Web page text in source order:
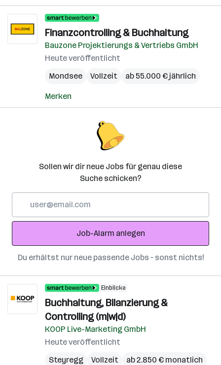
Finanzcontrolling & Buchhaltung
Bauzone Projektierungs & Vertriebs GmbH
Heute veröffentlicht
Mondsee
Vollzeit ab 55.000 € jährlich
Merken
Sollen wir dir neue Jobs für genau diese
Suche schicken?
Adresse
Job-Alarm anlegen
Du erhältst nur neue passende Jobs – sonst nichts!
Einblicke
Buchhaltung, Bilanzierung &
Controlling (m|w|d)
KOOP Live-Marketing GmbH
Heute veröffentlicht
Steyregg
Vollzeit ab 2.850 € monatlich